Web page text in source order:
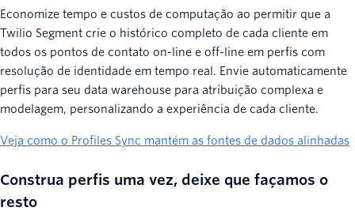
Economize tempo e custos de computação ao permitir que a
Twilio Segment crie o histórico completo de cada cliente em
todos os pontos de contato on-line e off-line em perfis com
resolução de identidade em tempo real. Envie automaticamente
perfis para seu data warehouse para atribuição complexa e
modelagem, personalizando a experiência de cada cliente.
Veja como o Profiles Sync mantém as fontes de dados alinhadas
Construa perfis uma vez, deixe que façamos o
resto